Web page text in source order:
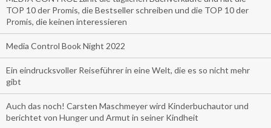
TOP 10 der Promis, die Bestseller schreiben und die TOP 10 der
Promis, die keinen interessieren
Media Control Book Night 2022
Ein eindrucksvoller Reiseführer in eine Welt, die es so nicht mehr
gibt
Auch das noch! Carsten Maschmeyer wird Kinderbuchautor und
berichtet von Hunger und Armut in seiner Kindheit